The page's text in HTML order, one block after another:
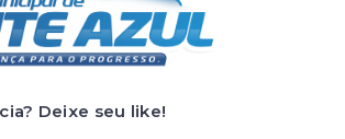
Deixe seu like!